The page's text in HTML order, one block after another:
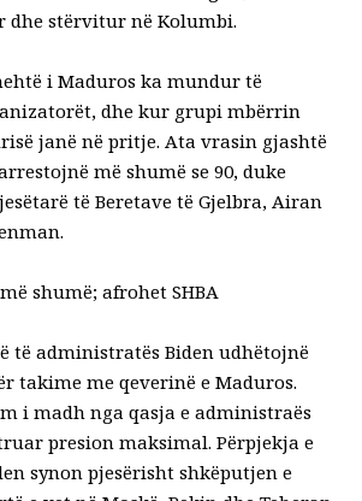
stërvitur në Kolumbi.
i Maduros ka mundur të
dhe kur grupi mbërrin
janë në pritje. Ata vrasin gjashtë
më shumë se 90, duke
të Beretave të Gjelbra, Airan
shumë; afrohet SHBA
të administratës Biden udhëtojnë
takime me qeverinë e Maduros.
i madh nga qasja e administraës
presion maksimal. Përpjekja e
synon pjesërisht shkëputjen e